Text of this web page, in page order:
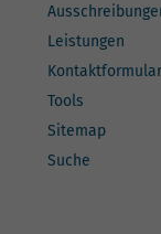
Leistungen
Kontaktformular
Tools
Sitemap
Suche